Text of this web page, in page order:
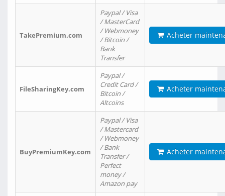
TakePremium.com
Paypal / Visa
/ MasterCard
/ Webmoney
/ Bitcoin /
Bank
Transfer
Acheter
FileSharingKey.com
Paypal /
Credit Card /
Bitcoin /
Altcoins
Acheter
BuyPremiumKey.com
Paypal / Visa
/ Mastercard
/ Webmoney
/ Bank
Transfer /
Perfect
money /
Amazon pay
Acheter